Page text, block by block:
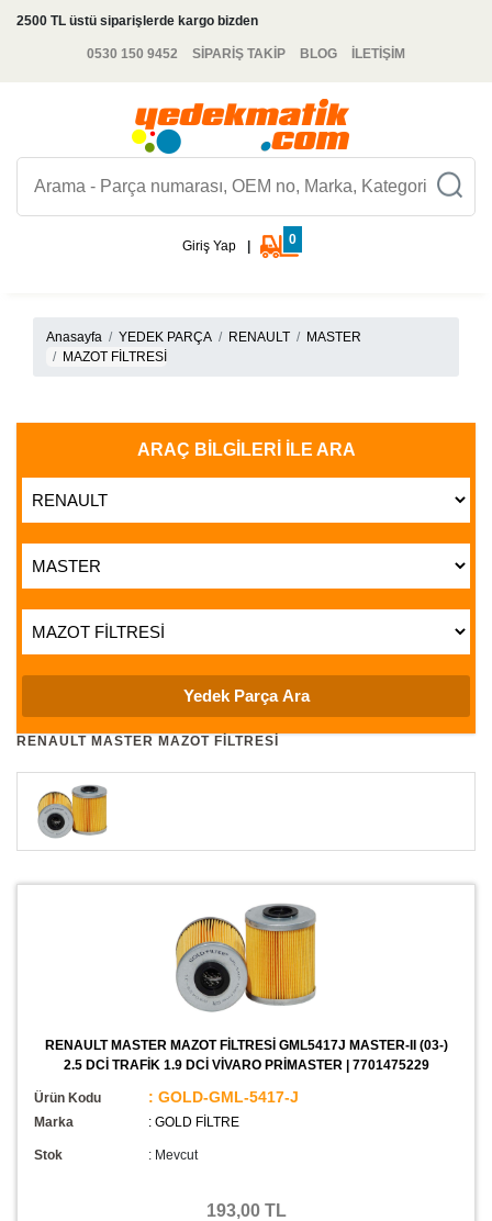
2500 TL üstü siparişlerde kargo bizden
0530 150 9452 SİPARİŞ TAKİP BLOG İLETİŞİM
Giriş Yap 0
Anasayfa YEDEK PARÇA RENAULT
MASTER
MAZOT FİLTRESİ
ARAÇ BILGILERI İLE ARA
RENAULT MASTER MAZOT FİLTRESİ
RENAULT MASTER MAZOT FİLTRESİ GML5417J MASTER-II (03-)
2.5 DCİ TRAFİK 1.9 DCİ VİVARO PRİMASTER | 7701475229
Ürün Kodu : GOLD-GML-5417-J
Marka : GOLD FİLTRE
Stok : Mevcut
193,00 TL